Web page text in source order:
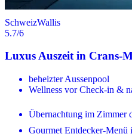
SchweizWallis
5.7/6
Luxus Auszeit in Crans-
beheizter Aussenpool
Wellness vor Check-in &
Übernachtung im Zimmer
Gourmet Entdecker-Menü